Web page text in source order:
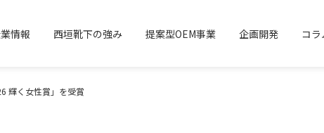
情報 西垣靴下の強み 提案型OEM事業 企画開発 コラ
輝く女性賞」を受賞